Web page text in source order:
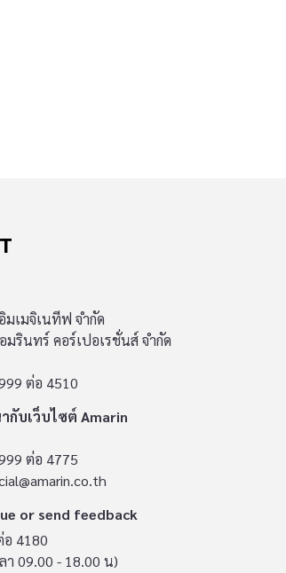
มเมจิเนทีฟ จำกัด
มรินทร์ คอร์เปอเรชั่นส์ จำกัด
ต่อ 4510
กับเว็บไซต์ Amarin
ต่อ 4775
or send feedback
4180
า 09.00 - 18.00 น)